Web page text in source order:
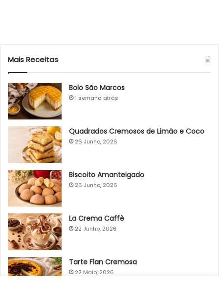
Mais Receitas
Bolo São Marcos
1 semana atrás
Quadrados Cremosos de Limão e Coco
26 Junho, 2026
Biscoito Amanteigado
26 Junho, 2026
La Crema Caffè
22 Junho, 2026
Tarte Flan Cremosa
22 Maio, 2026